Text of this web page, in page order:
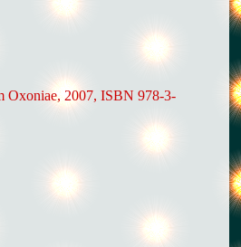
Oxoniae, 2007, ISBN 978-3-